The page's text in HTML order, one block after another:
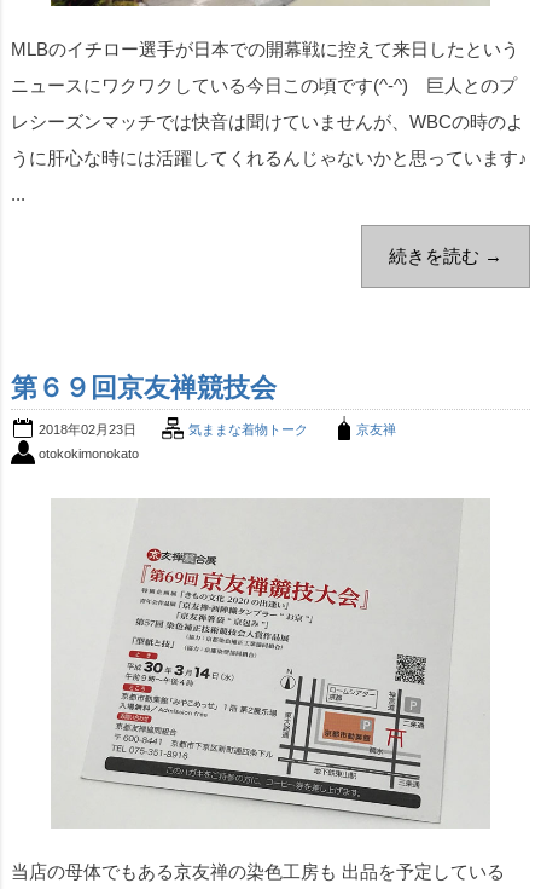
MLBのイチロー選手が日本での開幕戦に控えて来日したという
ニュースにワクワクしている今日この頃です(^-^) 巨人とのプ
レシーズンマッチでは快音は聞けていませんが、WBCの時のよ
うに肝心な時には活躍してくれるんじゃないかと思っています♪
...
続きを読む →
第６９回京友禅競技会
2018年02月23日 気ままな着物トーク
京友禅
otokokimonokato
当店の母体でもある京友禅の染色工房も 出品を予定している